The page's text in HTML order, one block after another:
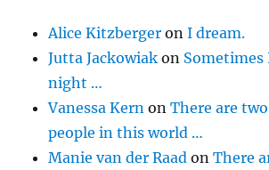
Alice Kitzberger onI dream.
Jutta Jackowiak on Sometimes
night …
Vanessa Kern onThere are
people in this world …
Manie van der Raad onThere